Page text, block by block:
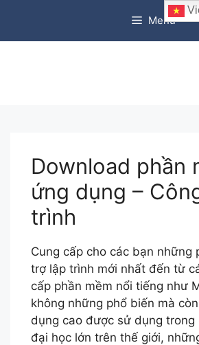
nội
Menu
Download phần
ứng dụng –
trình
Cung cấp cho các bạn những
trợ lập trình mới nhất đến từ
cấp phần mềm nổi tiếng như
không những phổ biến mà
dụng cao được sử dụng trong
đại học lớn trên thế giới,